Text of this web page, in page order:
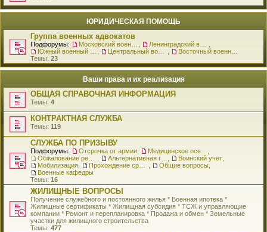
ЮРИДИЧЕСКАЯ ПОМОЩЬ
Группа военных адвокатов
Подфорумы:
Темы: 23
Ваши права и их реализация
ОБЩАЯ СПРАВОЧНАЯ ИНФОРМАЦИЯ
Темы: 4
КОНТРАКТНАЯ СЛУЖБА
Темы: 119
СЛУЖБА ПО ПРИЗЫВУ
Подфорумы: Отсрочка от армии
Воинский учет
Мобилизация
Общие вопросы
Военные кафедры
Темы: 16
ЖИЛИЩНЫЕ ВОПРОСЫ
Получение служебного и постоянного жилья * Военная ипотека *
Жилищные сертификаты * Жилищная субсидия * ТСЖ и управляющие
компании * Ремонт и перепланировка * Продажа и обмен * Земельные
участки для жилищного строительства
Темы: 477